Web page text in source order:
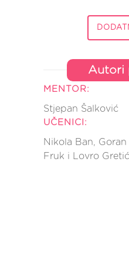
Autori
MENTOR:
Stjepan Šalković
UČENICI:
Nikola Ban,
Fruk i Lovro Gretić